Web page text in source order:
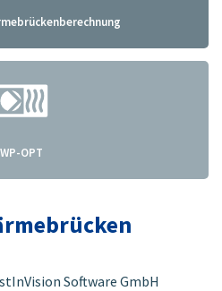
WP-OPT
Software GmbH